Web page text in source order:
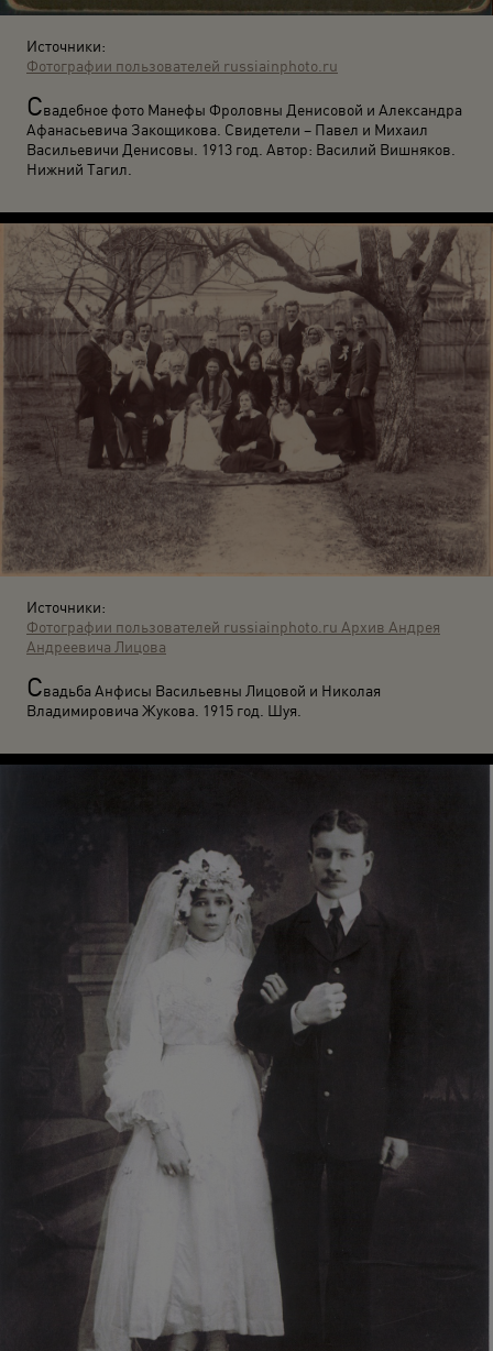
Источники:
Фотографии пользователей russiainphoto.ru
Свадебное фото Манефы Фроловны Денисовой и Александра
Афанасьевича Закощикова. Свидетели – Павел и Михаил
Васильевичи Денисовы. 1913 год. Автор: Василий Вишняков.
Нижний Тагил.
Источники:
Фотографии пользователей russiainphoto.ru Архив Андрея
Андреевича Лицова
Свадьба Анфисы Васильевны Лицовой и Николая
Владимировича Жукова. 1915 год. Шуя.